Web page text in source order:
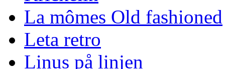
La mômes Old fashioned
Leta retro
Linus på linjen